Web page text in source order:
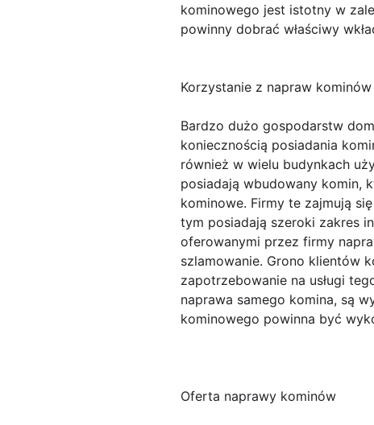
kominowego jest istotny w
powinny dobrać właściwy
Korzystanie z napraw kominów
Bardzo dużo gospodarstw
koniecznością posiadania
również w wielu budynkach
posiadają wbudowany komin,
kominowe. Firmy te zajmują
tym posiadają szeroki zakres
oferowanymi przez firmy
szlamowanie. Grono klientów
zapotrzebowanie na usługi
naprawa samego komina, są
kominowego powinna być
Oferta naprawy kominów